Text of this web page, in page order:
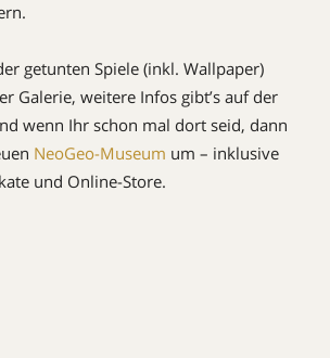
getunten Spiele (inkl. Wallpaper)
Galerie, weitere Infos gibt’s auf der
wenn Ihr schon mal dort seid, dann
NeoGeo-Museum um – inklusive
und Online-Store.